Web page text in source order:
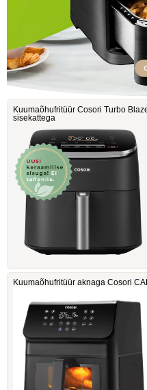
Kuumaõhufritüür Cosori Turbo
sisekattega
Kuumaõhufritüür aknaga Cosori